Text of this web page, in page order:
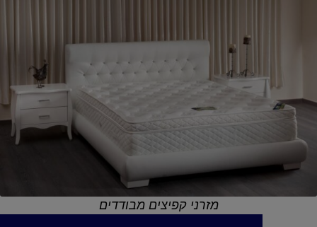
מזרני קפיצים מבודדים